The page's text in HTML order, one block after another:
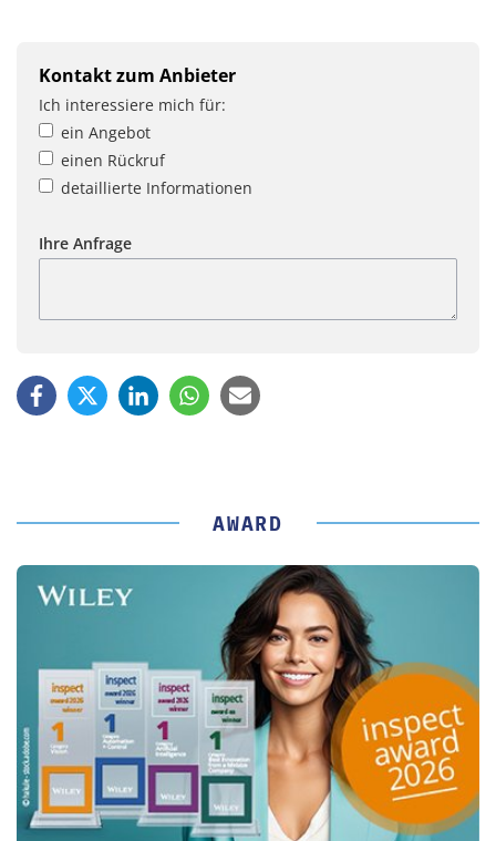
Kontakt zum Anbieter
Ich interessiere mich für:
ein Angebot
einen Rückruf
detaillierte Informationen
Ihre Anfrage
AWARD